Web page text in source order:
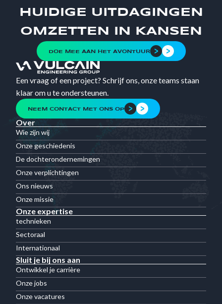
HUIDIGE UITDAGINGEN
OMZETTEN IN KANSEN
DOE MEE AAN HET AVONTUUR
Een vraag of een project? Schrijf ons, onze teams staan
klaar om u te ondersteunen.
NEEM CONTACT MET ONS OP
Over
Wie zijn wij
Onze geschiedenis
De dochterondernemingen
Onze verplichtingen
Ons nieuws
Onze missie
Onze expertise
technieken
Sectoraal
Internationaal
Sluit je bij ons aan
Ontwikkel je carrière
Onze jobs
Onze vacatures